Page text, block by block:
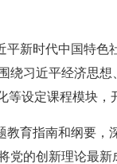
平新时代中国特
绕习近平经济思
等设定课程模块
教育指南和纲要
党的创新理论最